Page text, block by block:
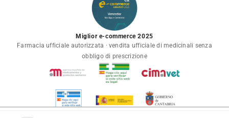
Miglior e-commerce 2025
Farmacia ufficiale autorizzata · vendita ufficiale di medicinali senza
obbligo di prescrizione